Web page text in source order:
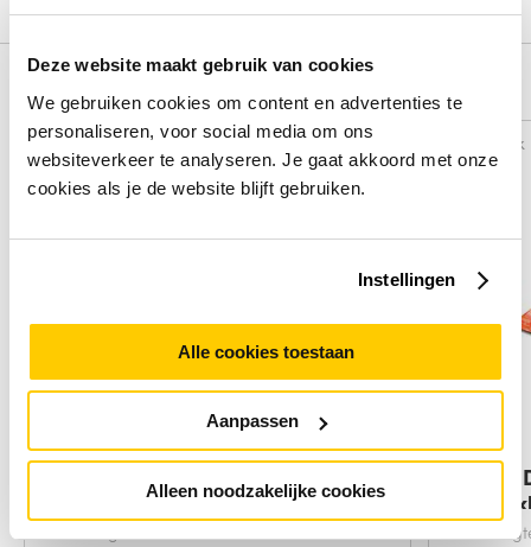
Deze website maakt gebruik van cookies
We gebruiken cookies om content en advertenties te
personaliseren, voor social media om ons
websiteverkeer te analyseren. Je gaat akkoord met onze
cookies als je de website blijft gebruiken.
Instellingen
Alle cookies toestaan
Aanpassen
Alleen noodzakelijke cookies
Alternatieven
Vergelijk
netwerkkabel Blauw
Vergelijk
Digitus